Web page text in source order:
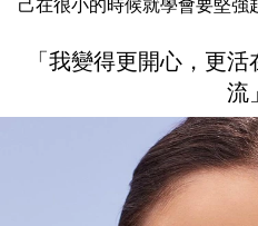
己在很小的時候就學會要堅強
「我變得更開心，更
流」